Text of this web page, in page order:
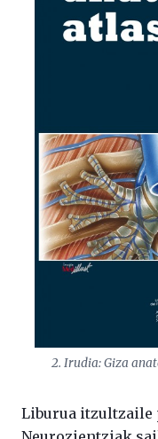
2. Irudia: Giza
Liburua itzultzaile